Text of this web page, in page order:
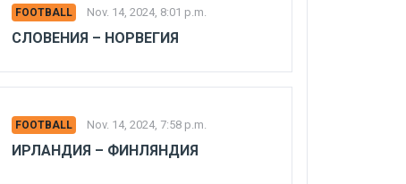
FOOTBALL Nov. 14, 2024, 8:01 p.m.
СЛОВЕНИЯ – НОРВЕГИЯ
FOOTBALL Nov. 14, 2024, 7:58 p.m.
ИРЛАНДИЯ – ФИНЛЯНДИЯ